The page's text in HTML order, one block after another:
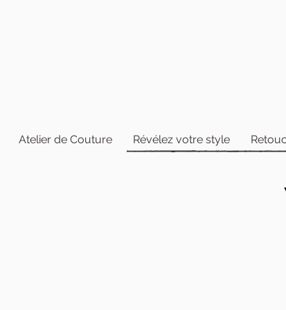
Atelier de Couture Révélez votre style